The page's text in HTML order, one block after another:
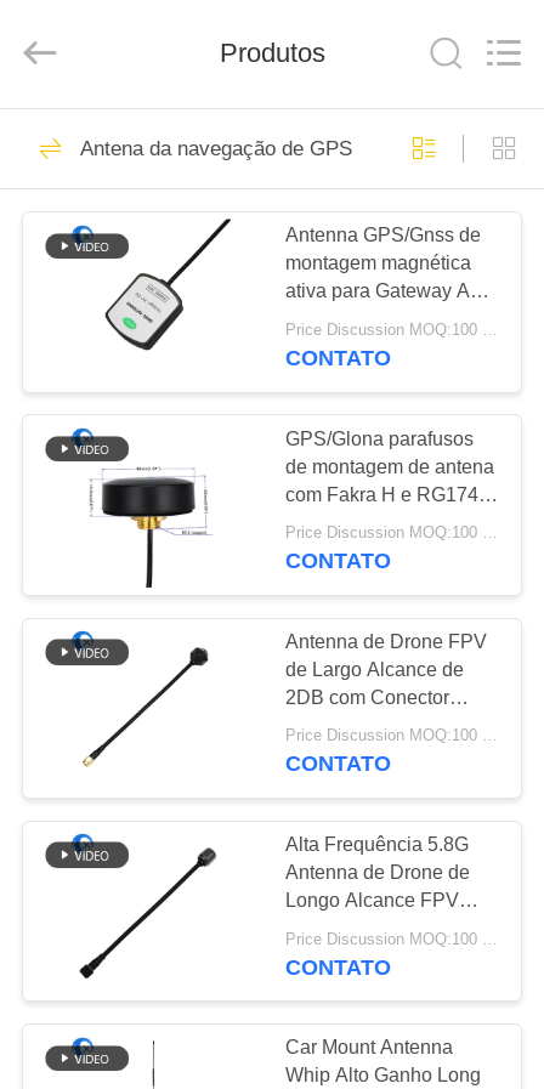
CASA
PRODUTOS
EXCURSÃO
DA
FÁBRICA
CONTROLE
DA
QUALIDADE
CONTACTE-
NOTÍCIA
MAPA
Co.,
Reserved.
Antena de Omni
WiFi
GSM GPRS Antena
24
Antena da
navegação de GPS
50
Antena da estação
base da fibra de
vidro
58
Produtos
Antena da navegação de GPS
Antenna GPS/Gnss de
montagem magnética
ativa para Gateway Ace-
Gtw-4G 4G/GPS/Gnss
com conector masculino
Price Discussion MOQ:100 PCS
CONTATO
GPS/Glona parafusos
de montagem de antena
com Fakra H e RG174
com IP68 impermeável
vendas quentes
Price Discussion MOQ:100 PCS
CONTATO
Antenna de Drone FPV
de Largo Alcance de
2DB com Conector
Macho SMA
4.9GHz/5.8GHz com
Price Discussion MOQ:100 PCS
CONTATO
Alta Frequência 5.8G
Antenna de Drone de
Longo Alcance FPV
Antenna de Alto Ganho
6DBi com RG141
CONTATO
Car Mount Antenna
Whip Alto Ganho Long